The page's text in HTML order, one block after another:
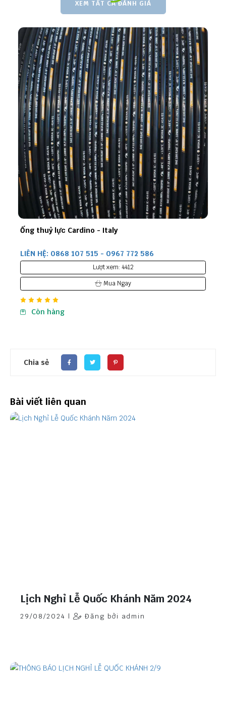
XEM TẤT CẢ ĐÁNH GIÁ
Co Nối Hai Đầu Sống
LIÊN HỆ: 0868 107 515 - 0967 772 586
Lượt xem: 4935
Mua Ngay
Còn hàng
Chia sẻ
Bài viết liên quan
Lịch Nghỉ Lễ Quốc Khánh Năm 2024
29/08/2024 | Đăng bởi admin